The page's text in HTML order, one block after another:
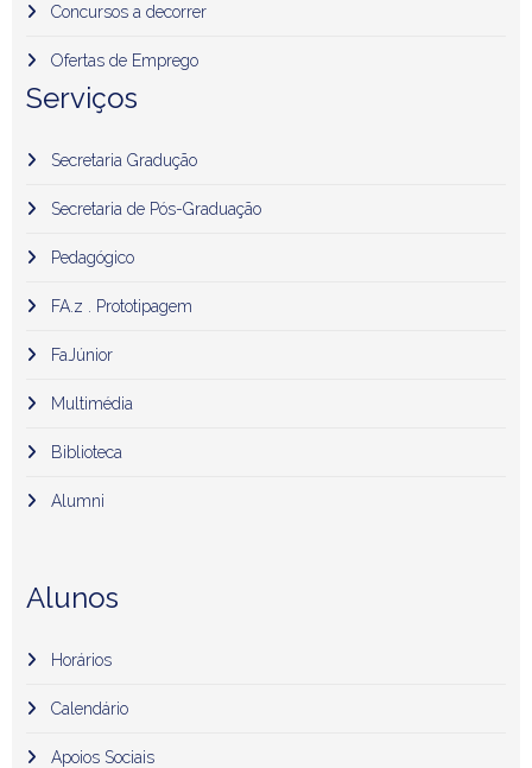
Concursos a decorrer
Ofertas de Emprego
Serviços
Secretaria Gradução
Secretaria de Pós-Graduação
Pedagógico
FA.z . Prototipagem
FaJúnior
Multimédia
Biblioteca
Alumni
Alunos
Horários
Calendário
Apoios Sociais